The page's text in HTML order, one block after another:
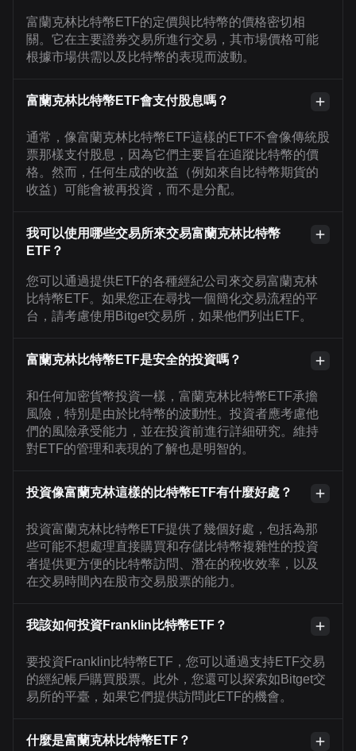
富蘭克林比特幣ETF的定價與比特幣的價格密切相
關。它在主要證券交易所進行交易，其市場價格可能
根據市場供需以及比特幣的表現而波動。
富蘭克林比特幣ETF會支付股息嗎？
通常，像富蘭克林比特幣ETF這樣的ETF不會像傳統股
票那樣支付股息，因為它們主要旨在追蹤比特幣的價
格。然而，任何生成的收益（例如來自比特幣期貨的
收益）可能會被再投資，而不是分配。
我可以使用哪些交易所來交易富蘭克林比特幣
ETF？
您可以通過提供ETF的各種經紀公司來交易富蘭克林
比特幣ETF。如果您正在尋找一個簡化交易流程的平
台，請考慮使用Bitget交易所，如果他們列出ETF。
富蘭克林比特幣ETF是安全的投資嗎？
和任何加密貨幣投資一樣，富蘭克林比特幣ETF承擔
風險，特別是由於比特幣的波動性。投資者應考慮他
們的風險承受能力，並在投資前進行詳細研究。維持
對ETF的管理和表現的了解也是明智的。
投資像富蘭克林這樣的比特幣ETF有什麼好處？
投資富蘭克林比特幣ETF提供了幾個好處，包括為那
些可能不想處理直接購買和存儲比特幣複雜性的投資
者提供更方便的比特幣訪問、潛在的稅收效率，以及
在交易時間內在股市交易股票的能力。
我該如何投資Franklin比特幣ETF？
要投資Franklin比特幣ETF，您可以通過支持ETF交易
的經紀帳戶購買股票。此外，您還可以探索如Bitget交
易所的平臺，如果它們提供訪問此ETF的機會。
什麼是富蘭克林比特幣ETF？